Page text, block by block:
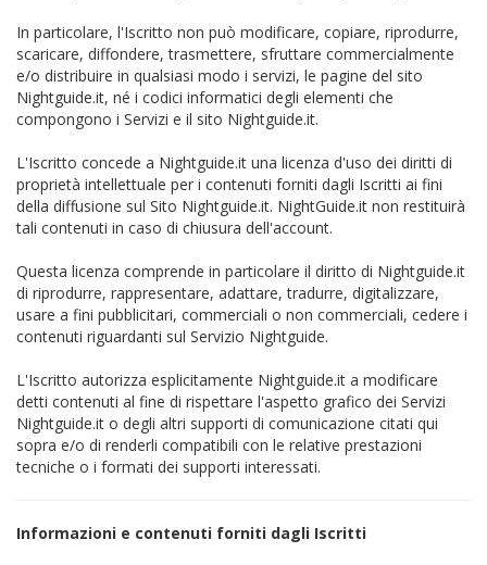
In particolare, l'Iscritto non può modificare, copiare, riprodurre,
scaricare, diffondere, trasmettere, sfruttare commercialmente
e/o distribuire in qualsiasi modo i servizi, le pagine del sito
Nightguide.it, né i codici informatici degli elementi che
compongono i Servizi e il sito Nightguide.it.
L'Iscritto concede a Nightguide.it una licenza d'uso dei diritti di
proprietà intellettuale per i contenuti forniti dagli Iscritti ai fini
della diffusione sul Sito Nightguide.it. NightGuide.it non restituirà
tali contenuti in caso di chiusura dell'account.
Questa licenza comprende in particolare il diritto di Nightguide.it
di riprodurre, rappresentare, adattare, tradurre, digitalizzare,
usare a fini pubblicitari, commerciali o non commerciali, cedere i
contenuti riguardanti sul Servizio Nightguide.
L'Iscritto autorizza esplicitamente Nightguide.it a modificare
detti contenuti al fine di rispettare l'aspetto grafico dei Servizi
Nightguide.it o degli altri supporti di comunicazione citati qui
sopra e/o di renderli compatibili con le relative prestazioni
tecniche o i formati dei supporti interessati.
Informazioni e contenuti forniti dagli Iscritti